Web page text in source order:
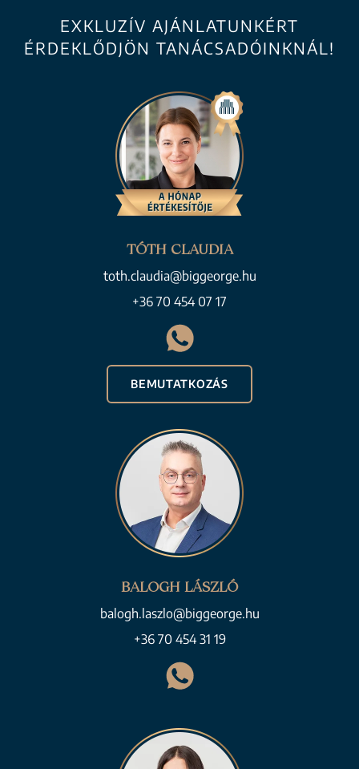
EXKLUZÍV AJÁNLATUNKÉRT
ÉRDEKLŐDJÖN TANÁCSADÓINKNÁL!
TÓTH CLAUDIA
toth.claudia@biggeorge.hu
+36 70 454 07 17
BEMUTATKOZÁS
BALOGH LÁSZLÓ
balogh.laszlo@biggeorge.hu
+36 70 454 31 19